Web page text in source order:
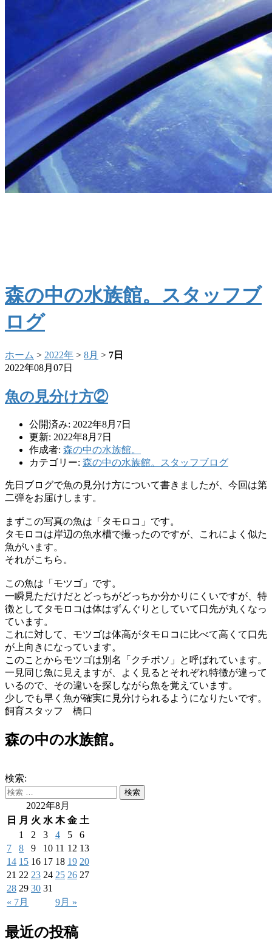
森の中の水族館。スタッフブ
ログ
ホーム > 2022年 > 8月 > 7日
2022年08月07日
魚の見分け方②
公開済み: 2022年8月7日
更新: 2022年8月7日
作成者: 森の中の水族館。
カテゴリー: 森の中の水族館。スタッフブログ
先日ブログで魚の見分け方について書きましたが、今回は第
二弾をお届けします。
まずこの写真の魚は「タモロコ」です。
タモロコは岸辺の魚水槽で撮ったのですが、これによく似た
魚がい ます。
それがこちら。
この魚は「モツゴ」です。
一瞬見ただけだとどっちがどっちか分かりにくいですが、特
徴としてタモロコは体はずんぐりとしていて口先が丸くなっ
ています。
これに対して、モツゴは体高がタモロコに比べて高くて口先
が上向 きになっています。
このことからモツゴは別名「クチボソ」
と呼ばれています。
一見同じ魚に見えますが、よく見るとそれぞれ特徴が違って
いるので、その違いを探しながら魚を覚えています。
少しでも早く魚が確実に見分けられるようになりたいです。
飼育スタッフ 橋口
森の中の水族館。
検索:
2022年8月
日
月 火 水 木 金 土
« 7月 9月 »
1 2 3 4 5
6
7
8 9 10 11 12 13
14 15 16 17 18 19 20
21 22 23 24 25 26 27
28 29 30 31
最近の投稿